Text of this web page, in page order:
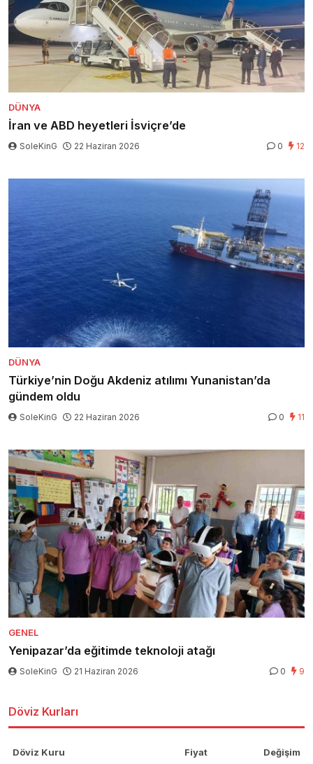
DÜNYA
İran ve ABD heyetleri İsviçre’de
SoleKinG 22 Haziran 2026 0 12
DÜNYA
Türkiye’nin Doğu Akdeniz atılımı Yunanistan’da
gündem oldu
SoleKinG 22 Haziran 2026 0 11
GENEL
Yenipazar’da eğitimde teknoloji atağı
SoleKinG 21 Haziran 2026 0 9
Döviz Kurları
Döviz Kuru Fiyat Değişim